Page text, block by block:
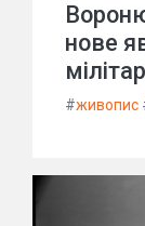
нове
#живопис